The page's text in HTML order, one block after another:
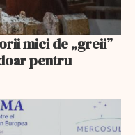
mici de „greii”
pentru